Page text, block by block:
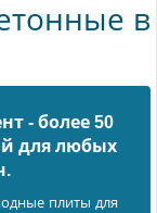
в
- более 50
для любых
плиты для